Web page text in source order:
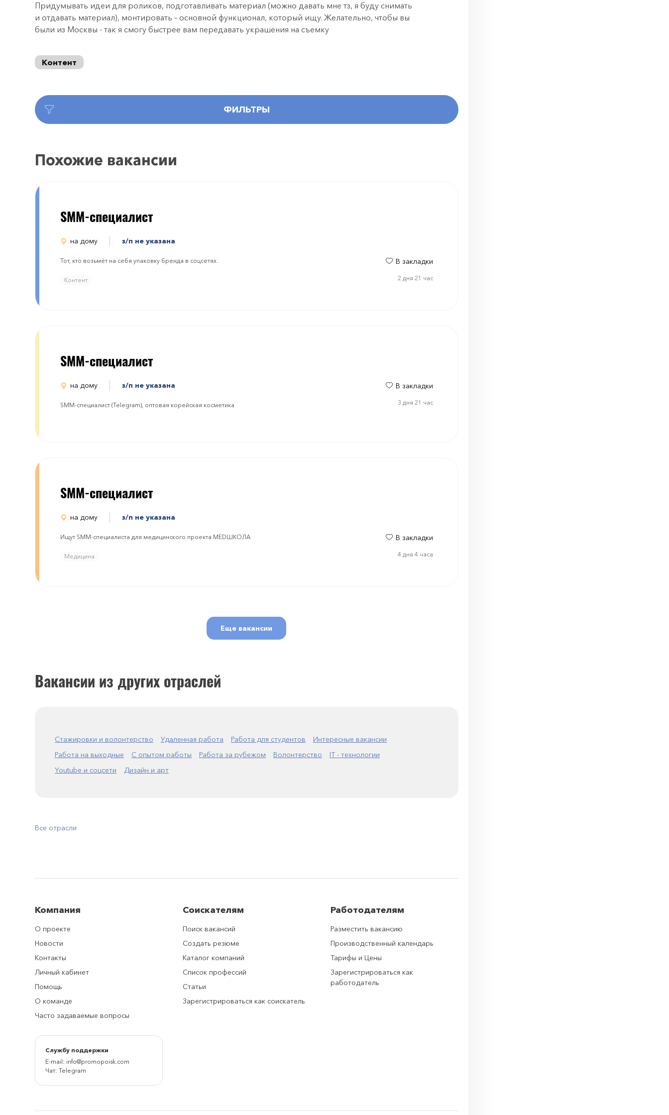
Придумывать идеи для роликов, подготавливать материал (можно давать мне тз, я буду снимать
и отдавать материал), монтировать – основной функционал, который ищу. Желательно, чтобы вы
были из Москвы - так я смогу быстрее вам передавать украшения на съемку
Контент
ФИЛЬТРЫ
Похожие вакансии
SMM-специалист
на дому з/п не указана
Тот, кто возьмёт на себя упаковку бренда в соцсетях.
Контент
В закладки
2 дня 21 час
SMM-специалист
на дому з/п не указана
SMM-специалист (Telegram), оптовая корейская косметика
В закладки
3 дня 21 час
SMM-специалист
на дому з/п не указана
Ищут SMM-специалиста для медицинского проекта MEDШКОЛА
Медицина
В закладки
4 дня 4 часа
Еще вакансии
Вакансии из других отраслей
Стажировки и волонтерство Удаленная работа Работа для студентов
Интересные вакансии
Работа на выходные
С опытом работы Работа за рубежом Волонтерство
IT - технологии
Youtube и соцсети
Дизайн и арт
Все отрасли
Компания
О проекте
Новости
Контакты
Личный кабинет
Помощь
О команде
Часто задаваемые вопросы
Cлужбу поддержки
E-mail: info@promopoisk.com
Чат: Telegram
Соискателям
Поиск вакансий
Создать резюме
Каталог компаний
Список профессий
Статьи
Зарегистрироваться как соискатель
Работодателям
Разместить вакансию
Производственный календарь
Тарифы и Цены
Зарегистрироваться как
работодатель